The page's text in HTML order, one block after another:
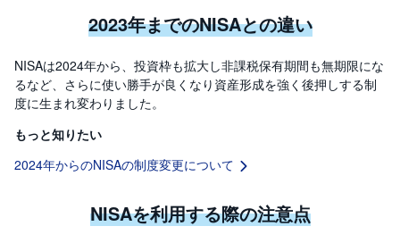
2023年までのNISAとの違い
NISAは2024年から、投資枠も拡大し非課税保有期間も無期限にな
るなど、さらに使い勝手が良くなり資産形成を強く後押しする制
度に生まれ変わりました。
もっと知りたい
2024年からのNISAの制度変更について
NISAを利用する際の注意点